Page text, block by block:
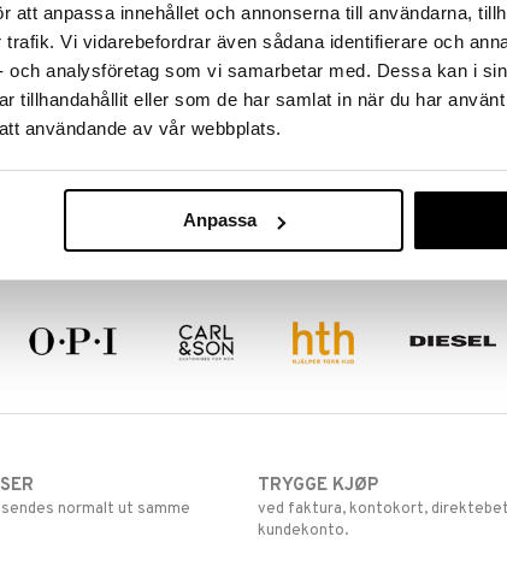
att anpassa innehållet och annonserna till användarna,
Vi vidarebefordrar även sådana identifierare och
och analysföretag som vi samarbetar med. Dessa kan i
tillhandahållit eller som de har samlat in när du har
användande av vår webbplats.
Anpassa
normalt ut samme
TRYGGE KJØP
ved faktura, kontokort,
kundekonto.